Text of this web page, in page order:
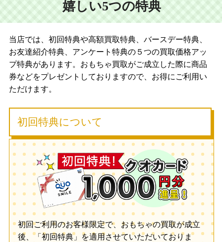
嬉しい5つの特典
当店では、初回特典や高額買取特典、バースデー特典、
お友達紹介特典、アンケート特典の５つの買取価格アッ
プ特典があります。おもちゃ買取がご成立した際に商品
券などをプレゼントしておりますので、お得にご利用い
ただけます。
初回特典について
初回ご利用のお客様限定で、おもちゃの買取が成立
後、「初回特典」を適用させていただいておりま